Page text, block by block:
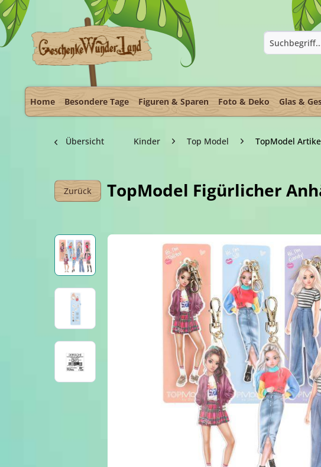
Home Besondere Tage Figuren & Sparen Foto & Deko Glas &
Übersicht Kinder Top Model TopModel
Zurück TopModel Figürlicher